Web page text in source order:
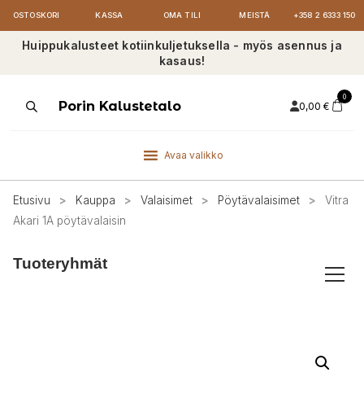
OSTOSKORI KASSA OMA TILI MEISTÄ +358 2 6333 150
Huippukalusteet kotiinkuljetuksella - myös asennus ja
kasaus!
ProductsPorin Kalustetalo 0,00 €
0
Avaa valikko
Etusivu > Kauppa > Valaisimet > Pöytävalaisimet >
Vitra
Akari 1A pöytävalaisin
Tuoteryhmät